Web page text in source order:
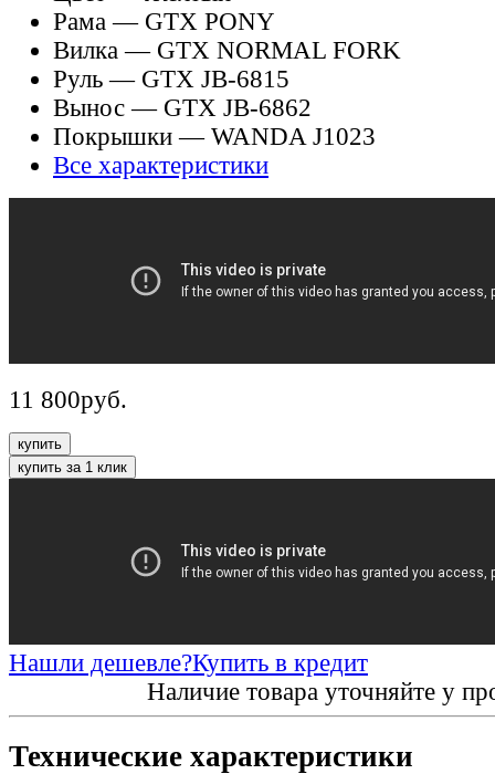
Рама — GTX PONY
Вилка — GTX NORMAL FORK
Руль — GTX JB-6815
Вынос — GTX JB-6862
Покрышки — WANDA J1023
Все характеристики
11 800руб.
купить
купить за 1 клик
Нашли дешевле?Купить в кредит
Наличие товара уточняйте у
Технические характеристики